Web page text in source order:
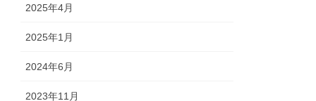
2025年4月
2025年1月
2024年6月
2023年11月